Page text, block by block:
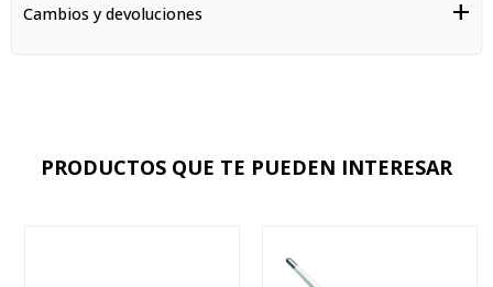
Cambios y devoluciones
PRODUCTOS QUE TE PUEDEN INTERESAR